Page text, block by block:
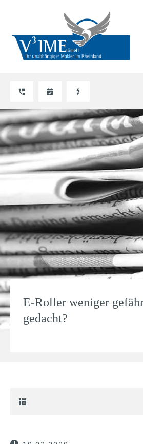
E-Roller weniger
gedacht?